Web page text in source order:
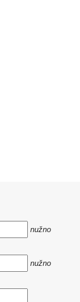
nužno
nužno